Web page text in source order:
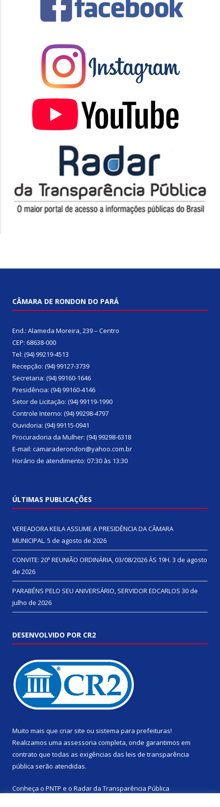
CÂMARA DE RONDON DO PARÁ
End.: Alameda Moreira, 239 – Centro
CEP: 68638-000
Tel: (94) 99219-4513
Recepção: (94) 99127-3739
Secretaria: (94) 99160-1646
Presidência: (94) 99160-4146
Setor de Licitação: (94) 99119-1990
Controle Interno: (94) 99298-4797
Ouvidoria: (94) 99115-0941
Procuradoria da Mulher: (94) 99298-6318
E-mail: camaraderondon@yahoo.com.br
Horário de atendimento: 07:30 às 13:30
ÚLTIMAS PUBLICAÇÕES
VEREADORA KEILA ASSUME A PRESIDÊNCIA DA CÂMARA
MUNICIPAL. 5 de agosto de 2026
CONVITE: 20ª REUNIÃO ORDINÁRIA, 03/08/2026 ÀS 19H. 3 de agosto
de 2026
PARABÉNS PELO SEU ANIVERSÁRIO, SERVIDOR EDCARLOS 30 de
julho de 2026
DESENVOLVIDO POR CR2
Muito mais que criar site ou sistema para prefeituras!
Realizamos uma assessoria completa, onde garantimos em
contrato que todas as exigências das leis de transparência
pública serão atendidas.
Conheça o PNTP e o Radar da Transparência Pública